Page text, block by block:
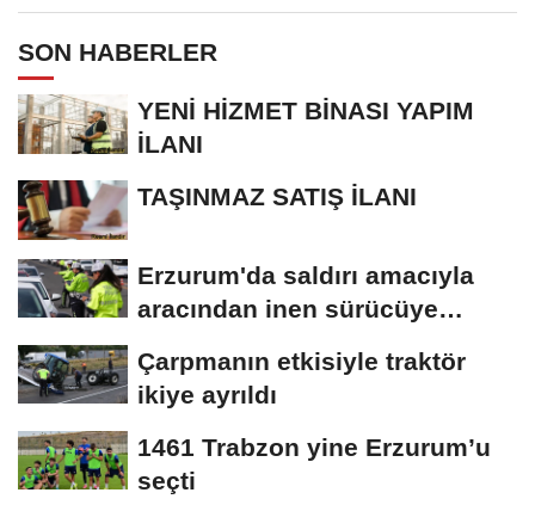
SON HABERLER
YENİ HİZMET BİNASI YAPIM
İLANI
TAŞINMAZ SATIŞ İLANI
Erzurum'da saldırı amacıyla
aracından inen sürücüye
Çarpmanın etkisiyle traktör
ikiye ayrıldı
1461 Trabzon yine Erzurum’u
seçti